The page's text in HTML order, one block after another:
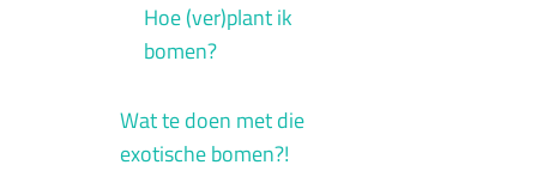
Hoe (ver)plant ik
bomen?
Wat te doen met die
exotische bomen?!